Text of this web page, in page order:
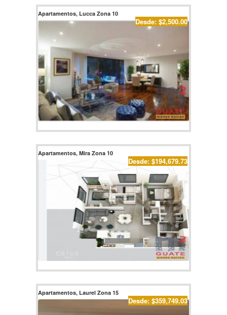
Apartamentos, Lucca Zona 10
Desde: $2,500.00
Apartamentos, Mira Zona 10
Desde: $194,679.73
Apartamentos, Laurel Zona 15
Desde: $359,749.03